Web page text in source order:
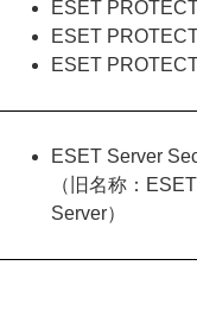
ESET
ESET
ESET
ESET Server
（旧名称：
Server）